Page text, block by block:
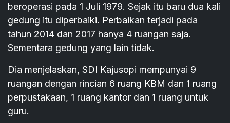
beroperasi pada 1 Juli 1979. Sejak itu baru dua kali
gedung itu diperbaiki. Perbaikan terjadi pada
tahun 2014 dan 2017 hanya 4 ruangan saja.
Sementara gedung yang lain tidak.
Dia menjelaskan, SDI Kajusopi mempunyai 9
ruangan dengan rincian 6 ruang KBM dan 1 ruang
perpustakaan, 1 ruang kantor dan 1 ruang untuk
guru.